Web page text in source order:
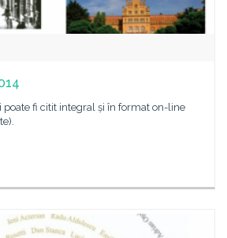
poate fi citit integral și în format on-line